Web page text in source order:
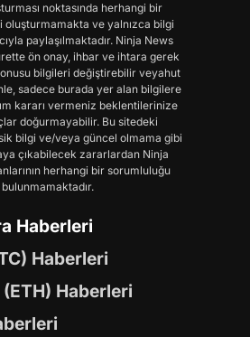
noktasında herhangi bir
oluşturmamakta ve yalnızca bilgi
paylaşılmaktadır. Ninja News
ön onay, ihbar ve ihtara gerek
bilgileri değiştirebilir veyahut
sadece burada yer alan bilgilere
kararı vermeniz beklentilerinize
doğurmayabilir. Bu sitedeki
bilgi ve/veya güncel olmama gibi
çıkabilecek zararlardan Ninja
herhangi bir sorumluluğu
bulunmamaktadır.
Haberleri
Haberleri
Haberleri